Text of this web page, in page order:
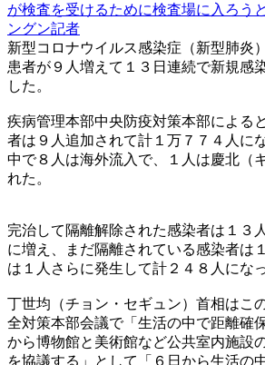
が検査を受けるために検査場に入ろう
ングン記者
新型コロナウイルス感染症（新型肺炎
患者が９人増えて１３日連続で新規感
した。
疾病管理本部中央防疫対策本部による
者は９人追加されて計１万７７４人に
中で８人は海外流入で、１人は慶北（
れた。
完治して隔離解除された感染者は１３
に増え、まだ隔離されている感染者は
は１人さらに発生して計２４８人になっ
丁世均（チョン・セギュン）首相はこ
全対策本部会議で「生活の中で距離確
から博物館と美術館など公共室内施設
を協議する」として「６日から生活の